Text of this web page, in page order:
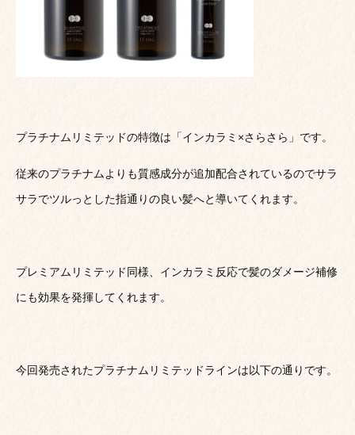
プラチナムリミテッドの特徴は「インカラミ×さらさら」です。
従来のプラチナムよりも質感成分が追加配合されているのでサラ
サラでツルっとした指通りの良い髪へと導いてくれます。
プレミアムリミテッド同様、インカラミ反応で髪のダメージ補修
にも効果を発揮してくれます。
今回発売されたプラチナムリミテッドラインは以下の通りです。